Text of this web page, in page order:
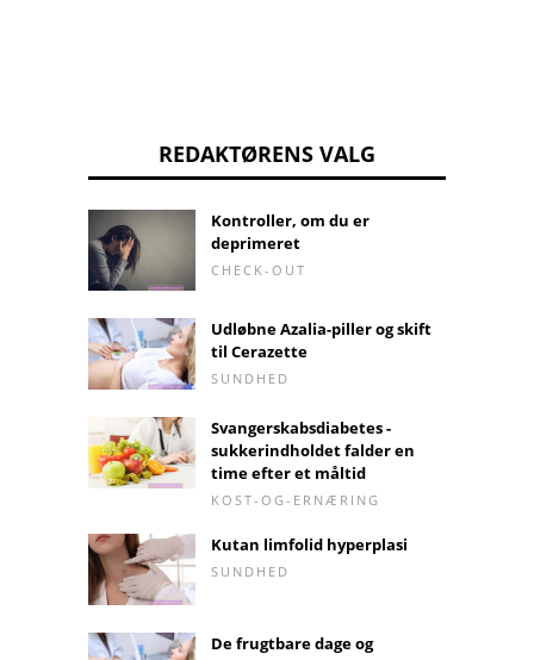
REDAKTØRENS VALG
Kontroller, om du er
deprimeret
CHECK-OUT
Udløbne Azalia-piller og skift
til Cerazette
SUNDHED
Svangerskabsdiabetes -
sukkerindholdet falder en
time efter et måltid
KOST-OG-ERNÆRING
Kutan limfolid hyperplasi
SUNDHED
De frugtbare dage og